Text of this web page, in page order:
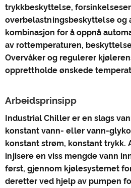
trykkbeskyttelse,
overbelastningsbeskyttelse og
kombinasjon for å oppnå
av rottemperaturen,
Overvåker og regulerer
opprettholde ønskede
Arbeidsprinsipp
Industrial Chiller er en slags
konstant vann- eller vann-
konstant strøm, konstant trykk.
injisere en viss mengde vann
først, gjennom kjølesystemet
deretter ved hjelp av pumpen